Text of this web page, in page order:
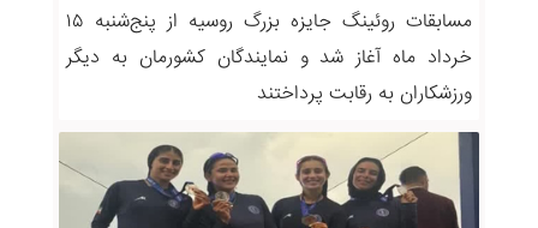
مسابقات روئینگ جایزه بزرگ روسیه از پنج‌شنبه ۱۵
خرداد ماه آغاز شد و نمایندگان کشورمان به دیگر
ورزشکاران به رقابت پرداختند